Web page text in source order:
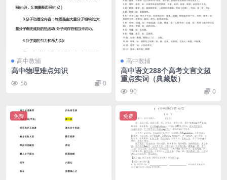
高中教辅
高中物理难点知识
56 0
高中教辅
高中语文288个高考文言文超
重点实词（典藏版）
90 0
免费 免费